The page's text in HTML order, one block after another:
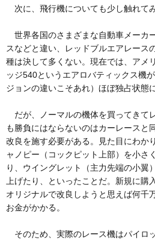
次に、飛行機についても少し触れてみ
世界各国のさまざまな自動車メーカ
スなどと違い、レッドブルエアレース
種は決して多くない。現在では、アメ
ッジ540というエアロバティックス機
ジョンの違いこそあれ）ほぼ独占状態
だが、ノーマルの機体を買ってきて
も勝負にはならないのはカーレースと
改良を施す必要がある。見た目にわか
ャノピー（コックピット上部）を小さ
り、ウイングレット（主力先端の小翼
上げたり、といったことだ。新規に購
オリジナルで改良しようと思えば何千
お金がかかる。
そのため、実際のレース機はパイロ